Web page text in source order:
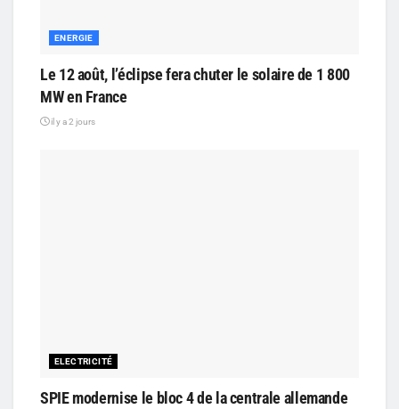
ENERGIE
Le 12 août, l’éclipse fera chuter le solaire de 1 800
MW en France
il y a 2 jours
ELECTRICITÉ
SPIE modernise le bloc 4 de la centrale allemande